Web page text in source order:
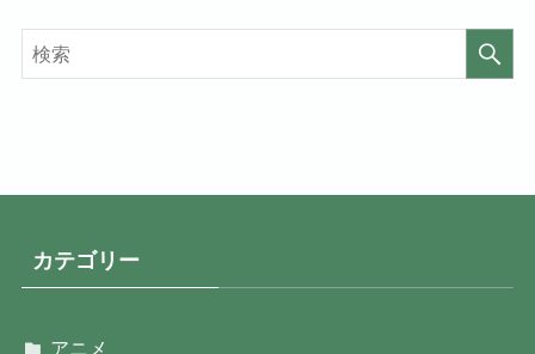
カテゴリー
アニメ